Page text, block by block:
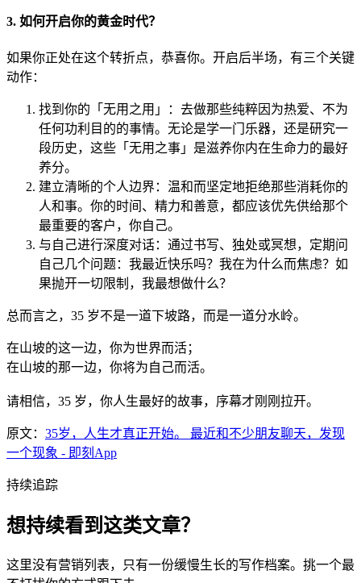
3. 如何开启你的黄金时代？
如果你正处在这个转折点，恭喜你。开启后半场，有三个关键
动作：
找到你的「无用之用」：去做那些纯粹因为热爱、不为
任何功利目的的事情。无论是学一门乐器，还是研究一
段历史，这些「无用之事」是滋养你内在生命力的最好
养分。
建立清晰的个人边界：温和而坚定地拒绝那些消耗你的
人和事。你的时间、精力和善意，都应该优先供给那个
最重要的客户，你自己。
与自己进行深度对话：通过书写、独处或冥想，定期问
自己几个问题：我最近快乐吗？我在为什么而焦虑？如
果抛开一切限制，我最想做什么？
总而言之，35 岁不是一道下坡路，而是一道分水岭。
在山坡的这一边，你为世界而活；
在山坡的那一边，你将为自己而活。
请相信，35 岁，你人生最好的故事，序幕才刚刚拉开。
原文： 35岁，人生才真正开始。 最近和不少朋友聊天，发现
一个现象 - 即刻App
持续追踪
想持续看到这类文章？
这里没有营销列表，只有一份缓慢生长的写作档案。挑一个最